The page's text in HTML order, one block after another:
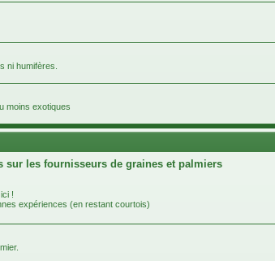
ni humifères.
moins exotiques
les fournisseurs de graines et palmiers
!
expériences (en restant courtois)